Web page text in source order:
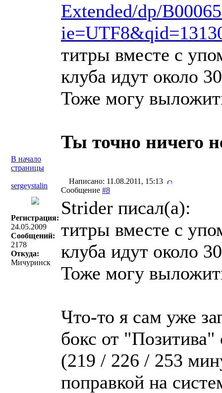
Extended/dp/
титры вместе с
клуба идут около
Тоже могу
Ты точно ничего
В начало
страницы
sergeystalin
Написано: 11.08.2011, 15:13
Сообщение #8
Регистрация:
24.05.2009
Сообщений:
2178
Откуда:
Мичуринск
Strider писал(a):
титры вместе с
клуба идут около
Тоже могу
Что-то я сам уже
бокс от
(219 / 226 / 253
поправкой на